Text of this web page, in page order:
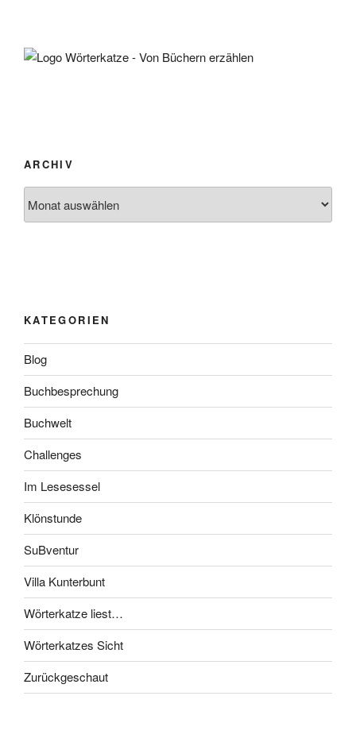
ARCHIV
KATEGORIEN
Blog
Buchbesprechung
Buchwelt
Challenges
Im Lesesessel
Klönstunde
SuBventur
Villa Kunterbunt
Wörterkatze liest…
Wörterkatzes Sicht
Zurückgeschaut